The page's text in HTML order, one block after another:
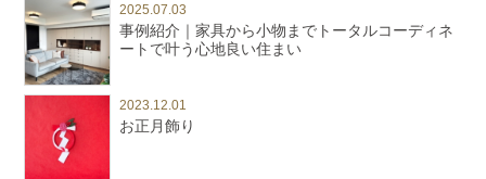
2025.07.03
事例紹介｜家具から小物までトータルコーディネ
ートで叶う心地良い住まい
2023.12.01
お正月飾り